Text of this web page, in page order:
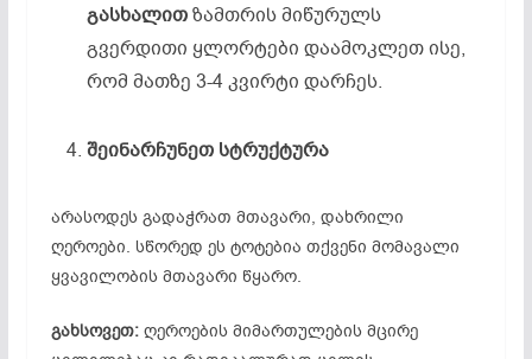
გასხალითზამთრის მიწურულს
გვერდითი ყლორტები დაამოკლეთ ისე,
რომ მათზე 3-4 კვირტი დარჩეს.
შეინარჩუნეთ სტრუქტურა
არასოდეს გადაჭრათ მთავარი, დახრილი
ღეროები. სწორედ ეს ტოტებია თქვენი მომავალი
ყვავილობის მთავარი წყარო.
გახსოვეთ: ღეროების მიმართულების მცირე